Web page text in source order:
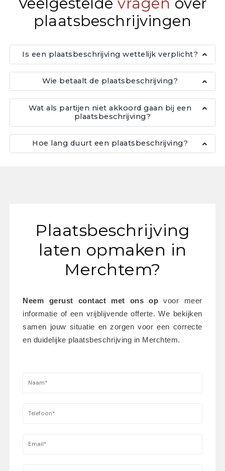
plaatsbeschrijvingen
Is een plaatsbeschrijving wettelijk verplicht?
Wie betaalt de plaatsbeschrijving?
Wat als partijen niet akkoord gaan bij een
plaatsbeschrijving?
Hoe lang duurt een plaatsbeschrijving?
Plaatsbeschrijving
laten opmaken in
Merchtem?
Neem gerust contact met ons op voor meer
informatie of een vrijblijvende offerte. We bekijken
samen jouw situatie en zorgen voor een correcte
en duidelijke plaatsbeschrijving in Merchtem.